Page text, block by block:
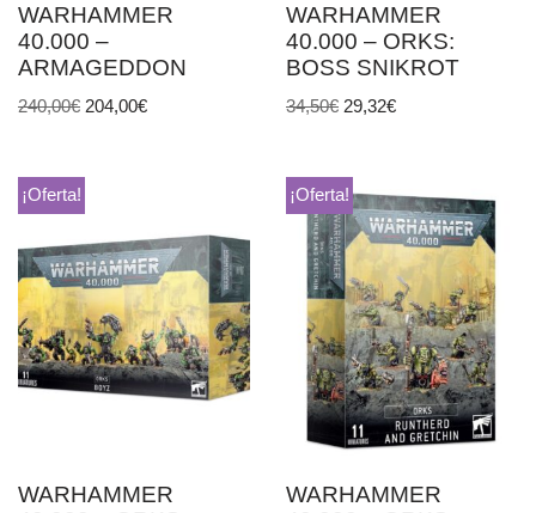
WARHAMMER
40.000 –
ARMAGEDDON
240,00€ 204,00€
WARHAMMER
40.000 – ORKS:
BOSS SNIKROT
34,50€ 29,32€
¡Oferta!
WARHAMMER
¡Oferta!
WARHAMMER